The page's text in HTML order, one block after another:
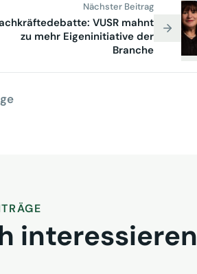
Nächster Beitrag
VUSR mahnt
zu mehr Eigeninitiative der
Branche
interessieren